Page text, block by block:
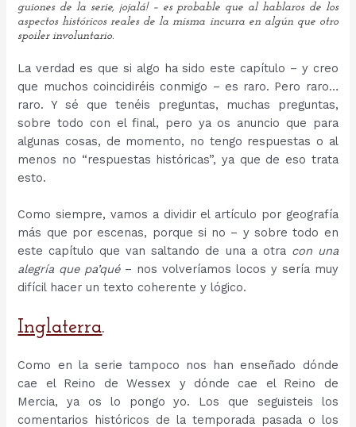
guiones de la serie, ¡ojalá! – es probable que al hablaros de los
aspectos históricos reales de la misma incurra en algún que otro
spoiler involuntario.
La verdad es que si algo ha sido este capítulo – y creo
que muchos coincidiréis conmigo – es raro. Pero raro…
raro. Y sé que tenéis preguntas, muchas preguntas,
sobre todo con el final, pero ya os anuncio que para
algunas cosas, de momento, no tengo respuestas o al
menos no “respuestas históricas”, ya que de eso trata
esto.
Como siempre, vamos a dividir el artículo por geografía
más que por escenas, porque si no – y sobre todo en
este capítulo que van saltando de una a otra con una
alegría que pa’qué– nos volveríamos locos y sería muy
difícil hacer un texto coherente y lógico.
Inglaterra.
Como en la serie tampoco nos han enseñado dónde
cae el Reino de Wessex y dónde cae el Reino de
Mercia, ya os lo pongo yo. Los que seguisteis los
comentarios históricos de la temporada pasada o los